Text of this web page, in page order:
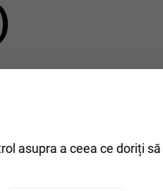
asupra a ceea ce doriți să